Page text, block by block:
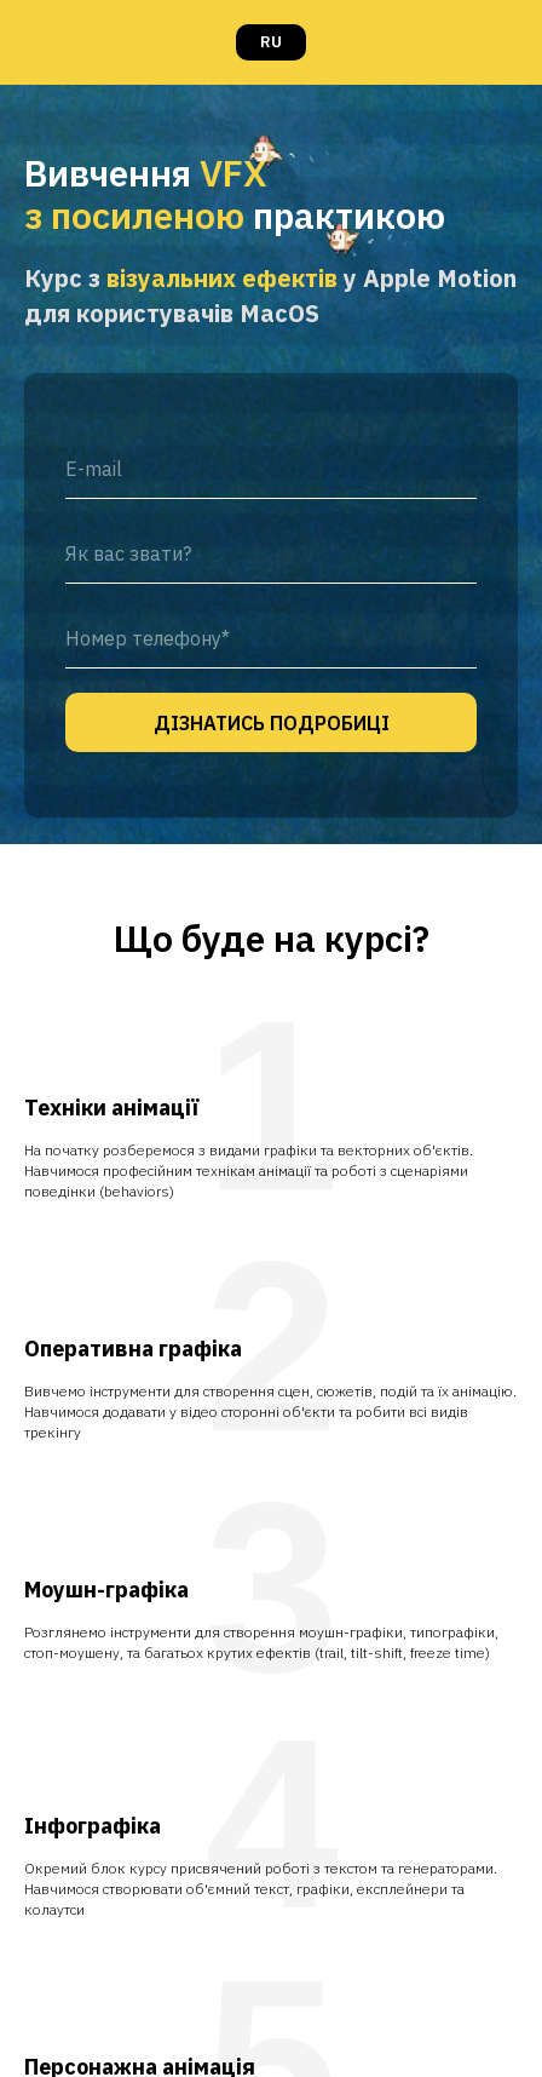
RU
ВивченняVFX
з посиленою практикою
Курс з візуальних ефектіву Apple Motion
для користувачів MacOS
E-mail
Як вас звати?
Номер телефону*
ДІЗНАТИСЬ ПОДРОБИЦІ
Що буде на курсі?
Техніки анімації
На початку розберемося з видами графіки та векторних об'єктів.
Навчимося професійним технікам анімації та роботі з сценаріями
поведінки (behaviors)
1
Оперативна графіка
Вивчемо інструменти для створення сцен, сюжетів, подій та їх анімацію.
Навчимося додавати у відео сторонні об'єкти та робити всі видів
трекінгу
2
Моушн-графіка
Розглянемо інструменти для створення моушн-графіки, типографіки,
стоп-моушену, та багатьох крутих ефектів (trail, tilt-shift, freeze time)
3
Інфографіка
Окремий блок курсу присвячений роботі з текстом та генераторами.
Навчимося створювати об'ємний текст, графіки, експлейнери та
колаутси
4
Персонажна анімація